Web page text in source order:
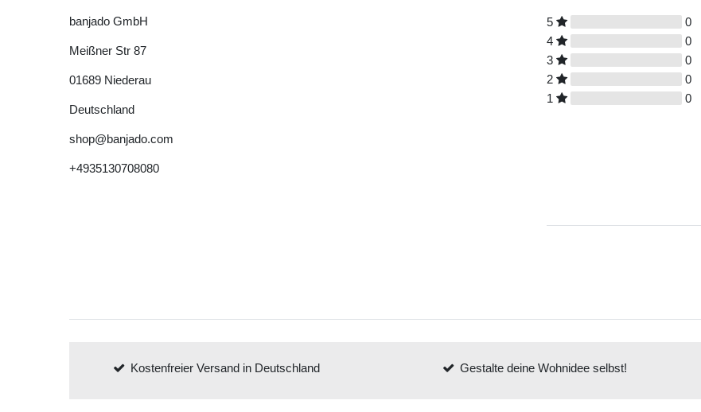
banjado GmbH
Meißner Str 87
01689 Niederau
Deutschland
shop@banjado.com
+4935130708080
5
0
4
0
3
0
2
0
1
0
Kostenfreier Versand in Deutschland Gestalte deine Wohnidee selbst!